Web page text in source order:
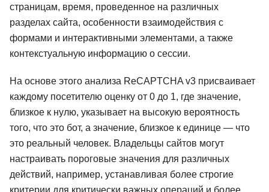
страницам, время, проведенное на различных
разделах сайта, особенности взаимодействия с
формами и интерактивными элементами, а также
контекстуальную информацию о сессии.
На основе этого анализа ReCAPTCHA v3 присваивает
каждому посетителю оценку от 0 до 1, где значение,
близкое к нулю, указывает на высокую вероятность
того, что это бот, а значение, близкое к единице — что
это реальный человек. Владельцы сайтов могут
настраивать пороговые значения для различных
действий, например, устанавливая более строгие
критерии для критически важных операций и более